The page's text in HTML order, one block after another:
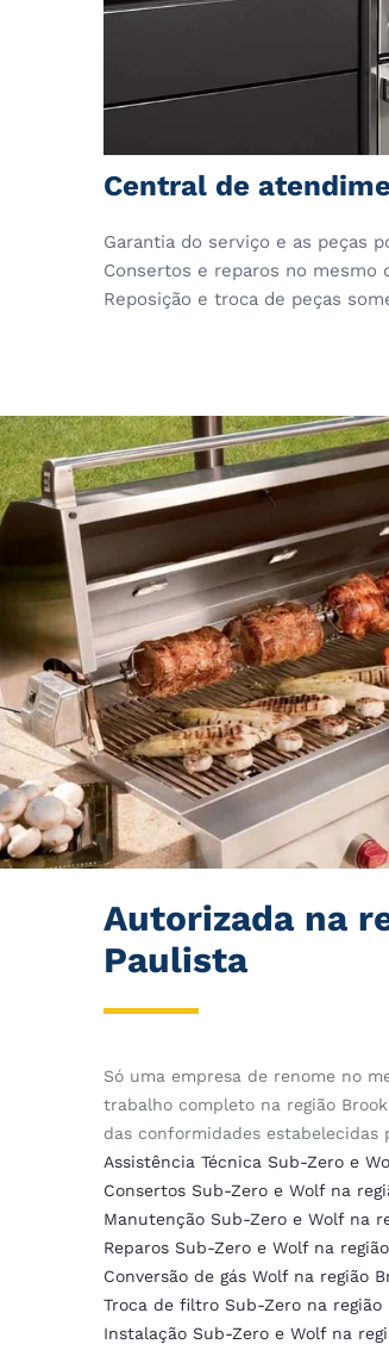
Central de
Garantia do serviço e as peças
Consertos e reparos no mesmo
Reposição e troca de peças
Autorizada na
Paulista
Só uma empresa de renome no
trabalho completo na região
das conformidades estabelecidas
Assistência Técnica Sub-Zero e
Consertos Sub-Zero e Wolf na
Manutenção Sub-Zero e Wolf na
Reparos Sub-Zero e Wolf na
Conversão de gás Wolf na região
Troca de filtro Sub-Zero na região
Instalação Sub-Zero e Wolf na